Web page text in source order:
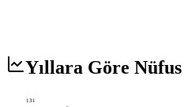
Yıllara Göre Nüfus
131